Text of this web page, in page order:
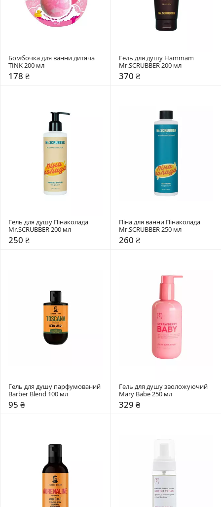
Бомбочка для ванни дитяча
TINK 200 мл
178 ₴
Гель для душу Hammam
Mr.SCRUBBER 200 мл
370 ₴
Гель для душу Пінаколада
Mr.SCRUBBER 200 мл
250 ₴
Піна для ванни Пінаколада
Mr.SCRUBBER 250 мл
260 ₴
Гель для душу парфумований
Barber Blend 100 мл
95 ₴
Гель для душу зволожуючий
Mary Babe 250 мл
329 ₴